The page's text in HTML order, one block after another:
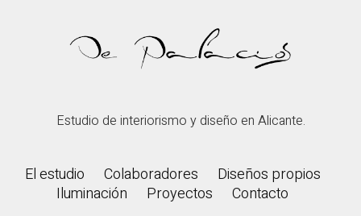
Estudio de interiorismo y diseño en Alicante.
El estudio Colaboradores
Diseños propios
Iluminación
Proyectos Contacto